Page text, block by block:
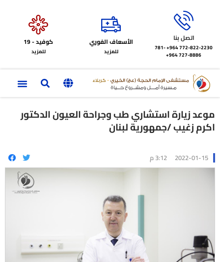
اتصل بنا
772-822-2230‏ 964+
781-
727-8886 964+
الأسعاف الفوري
للمزيد
كوفيد - 19
للمزيد
موعد زيارة استشاري طب وجراحة العيون الدكتور
اكرم زغيب /جمهورية لبنان
2022-01-15 3:12 م